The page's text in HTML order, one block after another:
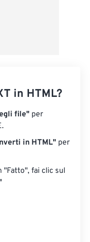
in HTML?
file" per
in HTML" per
"Fatto", fai clic sul